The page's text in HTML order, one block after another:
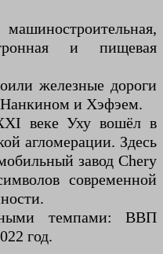
и пищевая
железные дороги
Нанкином и Хэфэем.
веке Уху вошёл в
агломерации. Здесь
завод Chery
современной
темпами: ВВП
год.